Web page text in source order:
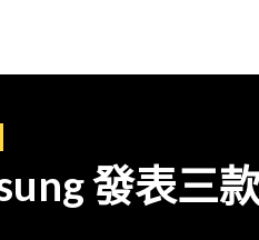
發表三